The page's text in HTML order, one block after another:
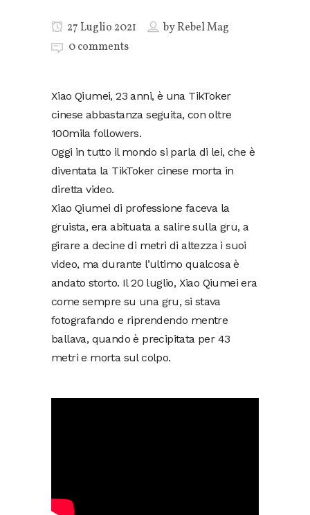
27 Luglio 2021 byRebel Mag
0 comments
Xiao Qiumei, 23 anni, è una TikToker
cinese abbastanza seguita, con oltre
100mila followers.
Oggi in tutto il mondo si parla di lei, che è
diventata la TikToker cinese morta in
diretta video.
Xiao Qiumei di professione faceva la
gruista, era abituata a salire sulla gru, a
girare a decine di metri di altezza i suoi
video, ma durante l’ultimo qualcosa è
andato storto. Il 20 luglio, Xiao Qiumei era
come sempre su una gru, si stava
fotografando e riprendendo mentre
ballava, quando è precipitata per 43
metri e morta sul colpo.